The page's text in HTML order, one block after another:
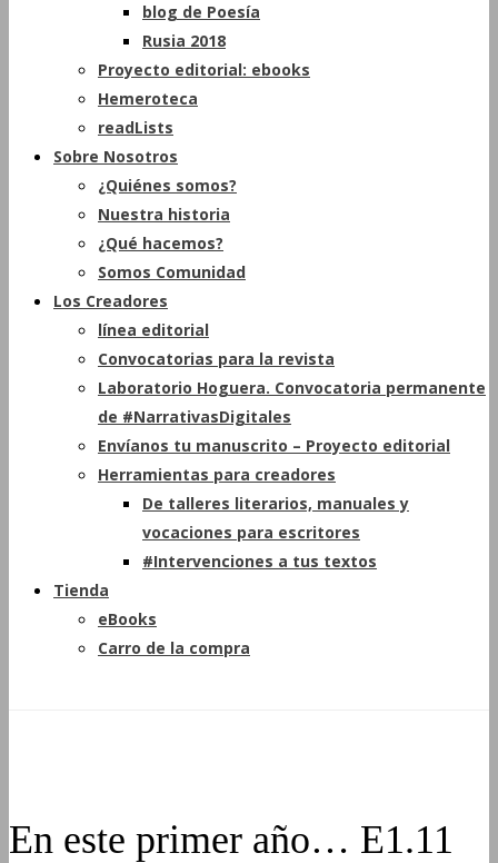
blog de Poesía
Rusia 2018
Proyecto editorial: ebooks
Hemeroteca
readLists
Sobre Nosotros
¿Quiénes somos?
Nuestra historia
¿Qué hacemos?
Somos Comunidad
Los Creadores
línea editorial
Convocatorias para la revista
Laboratorio Hoguera. Convocatoria permanente
de #NarrativasDigitales
Envíanos tu manuscrito – Proyecto editorial
Herramientas para creadores
De talleres literarios, manuales y
vocaciones para escritores
#Intervenciones a tus textos
Tienda
eBooks
Carro de la compra
En este primer año… E1.11